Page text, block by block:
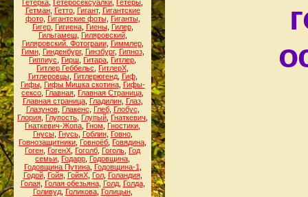
Гетерка Гетеросексуалки Гетеры
Гетман, Гетто, Гигант, Гигантские
фото, Гигантские фоты, Гиганты,
Гигер, Гигиена, Гиены, Гилер,
Гильгамеш
Гиляровский,
Гиляровский. Фотограии, Гиммлер,
Гимн, Гинденбург, Гинзбург, Гипноз,
Гиппиус
Гирш Гитара Гитлер
Гитлер Геббельс
ГитлерХ
Гитлеровцы, Гитлерюгенд, Гиф,
Гифы, Гифы Мишка скотина, Гифы-
сексо Главная Главная Страница
Главная страница, Гладилин, Глаз,
Глазунов, Глакенс Глеб, Глобус
Глория Глупость Глупый Гнаткевич
Гнаткевич-Жопа Гном Гностики
Гнусы, Гнусь, Гоблин, Говно,
Говнозащитники Говноёб Говядина
Гоген ГогенХ Гоголб Гоголь Год
семьи Годарр Годовщина
Годовщина Путина, Годовщина-1
Годой, Гойя, ГойяХ, Гол, Голандия,
Голая, Голая обезьяна, Голд, Голда,
Голивуд, Голикова, Голицын,